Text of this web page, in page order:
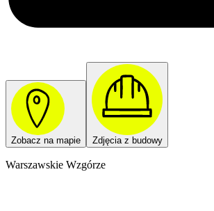
Zobacz na mapie Zdjęcia z budowy
Warszawskie Wzgórze